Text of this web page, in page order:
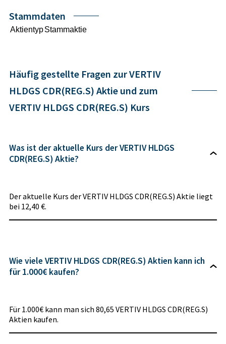
Stammdaten
AktientypStammaktie
Häufig gestellte Fragen zur VERTIV
HLDGS CDR(REG.S) Aktie und zum
VERTIV HLDGS CDR(REG.S) Kurs
Was ist der aktuelle Kurs der VERTIV HLDGS
CDR(REG.S) Aktie?
Der aktuelle Kurs der VERTIV HLDGS CDR(REG.S) Aktie liegt
bei 12,40 €.
Wie viele VERTIV HLDGS CDR(REG.S) Aktien kann ich
für 1.000€ kaufen?
Für 1.000€ kann man sich 80,65 VERTIV HLDGS CDR(REG.S)
Aktien kaufen.